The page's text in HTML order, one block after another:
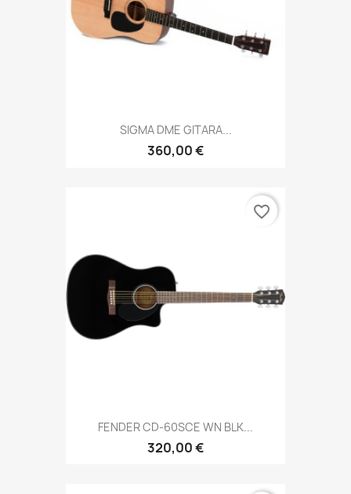
SIGMA DME GITARA...
360,00 €
FENDER CD-60SCE WN BLK...
320,00 €
favorite_border